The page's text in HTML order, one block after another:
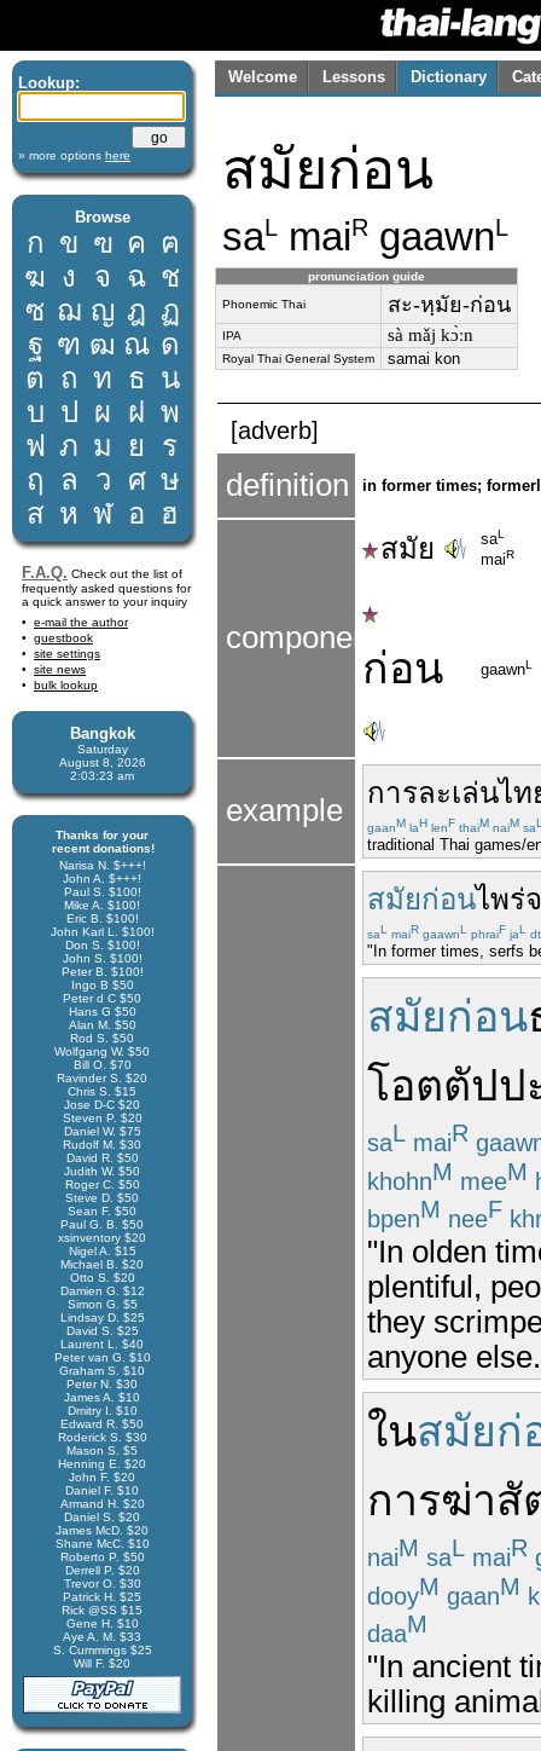
Lookup:
» more options here
Browse
ก ข ฃ ค ฅ
ฆ ง จ ฉ ช
ซ ฌ ญ ฎ ฏ
ฐ ฑ ฒ ณ ด
ต ถ ท ธ น
บ ป ผ ฝ พ
ฟ ภ ม ย
ร
ฤ
ล ว ศ ษ
ส ห ฬ อ ฮ
F.A.Q. Check out the list of
frequently asked questions for
a quick answer to your inquiry
e-mail the author
guestbook
site settings
site news
bulk lookup
Bangkok
Saturday
August 8, 2026
2:03:24 am
Thanks for your
recent donations!
Narisa N. $+++!
John A. $+++!
Paul S. $100!
Mike A. $100!
Eric B. $100!
John Karl L. $100!
Don S. $100!
John S. $100!
Peter B. $100!
Ingo B $50
Peter d C $50
Hans G $50
Alan M. $50
Rod S. $50
Wolfgang W. $50
Bill O. $70
Ravinder S. $20
Chris S. $15
Jose D-C $20
Steven P. $20
Daniel W. $75
Rudolf M. $30
David R. $50
Judith W. $50
Roger C. $50
Steve D. $50
Sean F. $50
Paul G. B. $50
xsinventory $20
Nigel A. $15
Michael B. $20
Otto S. $20
Damien G. $12
Simon G. $5
Lindsay D. $25
David S. $25
Laurent L. $40
Peter van G. $10
Graham S. $10
Peter N. $30
James A. $10
Dmitry I. $10
Edward R. $50
Roderick S. $30
Mason S. $5
Henning E. $20
John F. $20
Daniel F. $10
Armand H. $20
Daniel S. $20
James McD. $20
Shane McC. $10
Roberto P. $50
Derrell P. $20
Trevor O. $30
Patrick H. $25
Rick @SS $15
Gene H. $10
Aye A. M. $33
S. Cummings $25
Will F. $20
Welcome Lessons Dictionary
สมัยก่อน
saL maiR gaawnL
pronunciation guide
Phonemic Thai สะ-หฺมัย-ก่อน
IPA sà mǎj kɔ̀ːn
Royal Thai General System samai kon
[adverb]
definition in former times;
components
สมัย saL
maiR
ก่อน gaawnL
example
การละเล่นไท
gaanM laH lenF thaiM naiM sa
traditional Thai games/
สมัยก่อนไพร่
saL maiR gaawnL phraiF jaL
"In former times, serfs
สมัยก่อน
โอตตัปป
saL maiR
khohnM meeM
bpenM neeF
"In olden
plentiful,
they
anyone
ในสมัยก่
การฆ่าสั
naiM saL maiR
dooyM gaanM
daaM
"In ancient
killing